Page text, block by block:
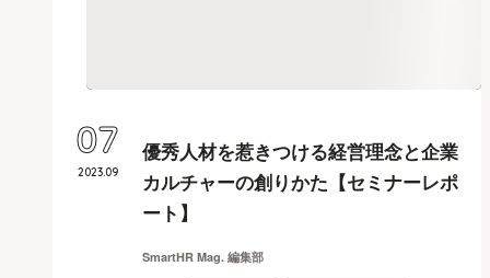
優秀人材を惹きつける経営理念と企業
カルチャーの創りかた【セミナーレポ
ート】
SmartHR Mag. 編集部
2023.09
07